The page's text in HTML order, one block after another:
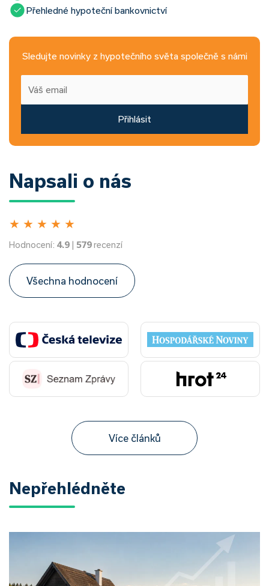
Přehledné hypoteční bankovnictví
Sledujte novinky z hypotečního světa společně s námi
Přihlásit
Napsali o nás
★ ★ ★ ★ ★
Hodnocení: 4.9 | 579recenzí
Všechna hodnocení
Více článků
Nepřehlédněte